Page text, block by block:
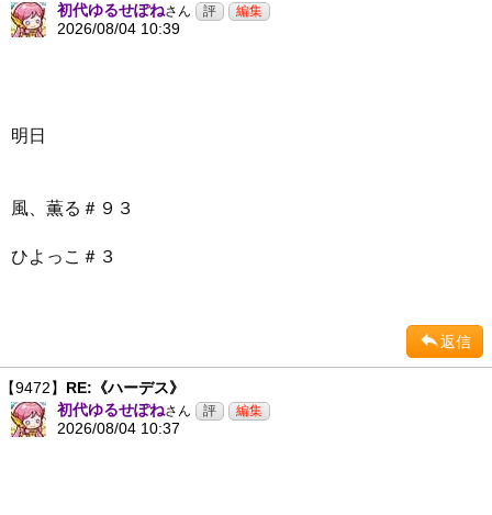
初代ゆるせぽねさん
2026/08/04 10:39
明日
風、薫る＃９３
ひよっこ＃３
返信
【9472】 RE:《ハーデス》
初代ゆるせぽねさん
2026/08/04 10:37